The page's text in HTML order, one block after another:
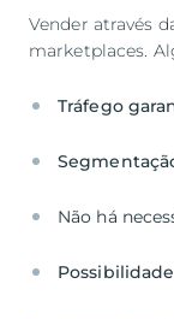
Vender através
marketplaces.